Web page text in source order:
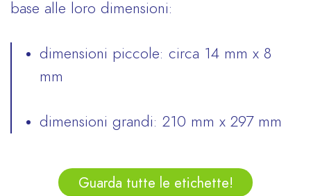
base alle loro dimensioni:
dimensioni piccole: circa 14 mm x 8
mm
dimensioni grandi: 210 mm x 297 mm
Guarda tutte le etichette!